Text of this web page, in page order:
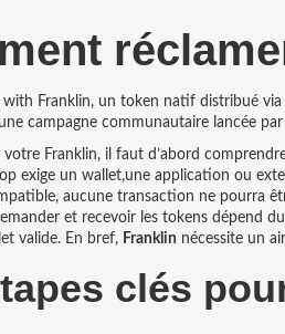
with Franklin, un token natif distribué
campagne communautaire lancée
votre Franklin, il faut d’abord
exige un wallet,une application ou
aucune transaction ne pourra
et recevoir les tokens dépend
valide. En bref, Franklin nécessite un
clés